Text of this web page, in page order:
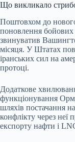
Що викликало
Поштовхом до
поновлення
звинуватив
місяця. У Штатах
іранських сил на
протоці.
Додаткове
функціонування
шляхів постачання
конфлікту через неї
експорту нафти і